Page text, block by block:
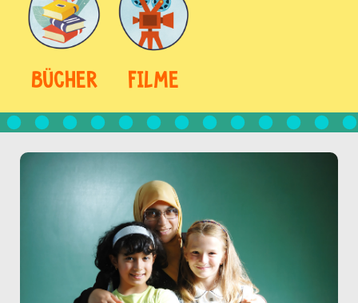
BÜCHER FILME